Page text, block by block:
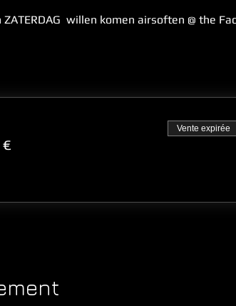
willen komen airsoften @ the
Vente expirée